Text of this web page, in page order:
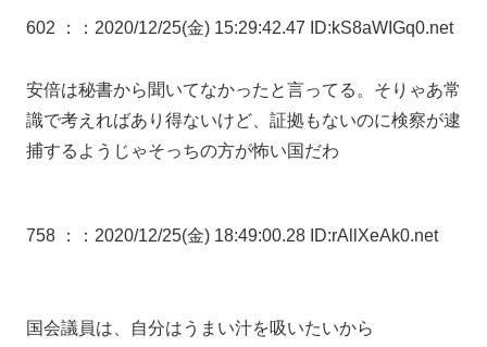
602 ： ：2020/12/25(金) 15:29:42.47 ID:kS8aWIGq0.net
安倍は秘書から聞いてなかったと言ってる。そりゃあ常
識で考えればあり得ないけど、証拠もないのに検察が逮
捕するようじゃそっちの方が怖い国だわ
758 ： ：2020/12/25(金) 18:49:00.28 ID:rAllXeAk0.net
国会議員は、自分はうまい汁を吸いたいから